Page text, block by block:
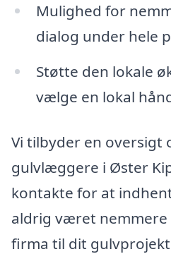
Mulighed for
dialog under hele
Støtte den lokale
vælge en lokal
Vi tilbyder en oversigt
gulvlæggere i Øster
kontakte for at
aldrig været
firma til dit